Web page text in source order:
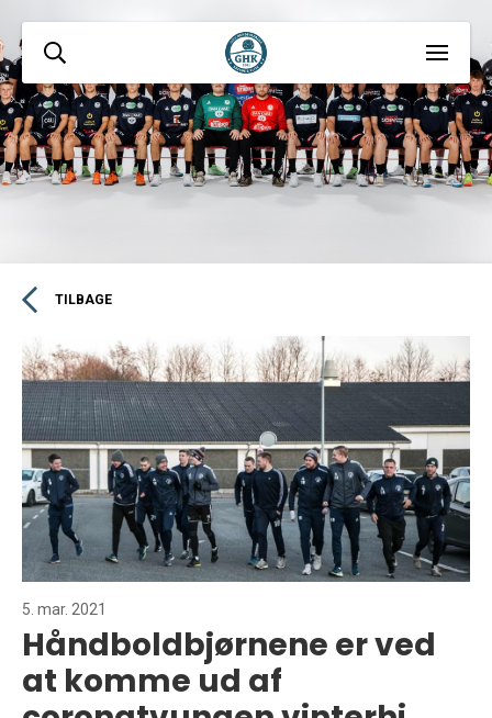
TILBAGE
5. mar. 2021
Håndboldbjørnene er ved
at komme ud af